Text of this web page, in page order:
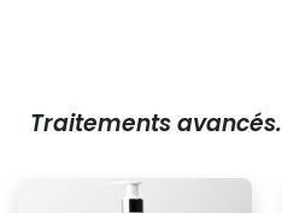
Traitements avancés.